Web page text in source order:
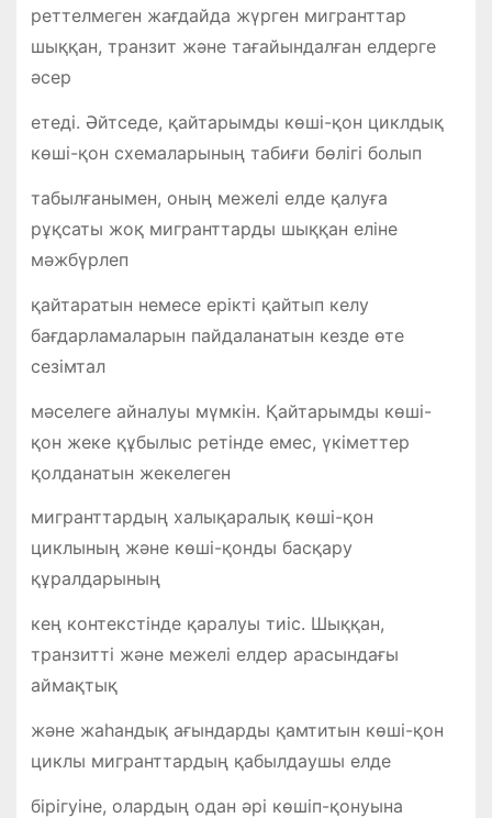
реттелмеген жағдайда жүрген мигранттар
шыққан, транзит және тағайындалған елдерге
әсер
етеді. Әйтседе, қайтарымды көші-қон циклдық
көші-қон схемаларының табиғи бөлігі болып
табылғанымен, оның межелі елде қалуға
рұқсаты жоқ мигранттарды шыққан еліне
мәжбүрлеп
қайтаратын немесе ерікті қайтып келу
бағдарламаларын пайдаланатын кезде өте
сезімтал
мәселеге айналуы мүмкін. Қайтарымды көші-
қон жеке құбылыс ретінде емес, үкіметтер
қолданатын жекелеген
мигранттардың халықаралық көші-қон
циклының және көші-қонды басқару
құралдарының
кең контекстінде қаралуы тиіс. Шыққан,
транзитті және межелі елдер арасындағы
аймақтық
және жаһандық ағындарды қамтитын көші-қон
циклы мигранттардың қабылдаушы елде
бірігуіне, олардың одан әрі көшіп-қонуына